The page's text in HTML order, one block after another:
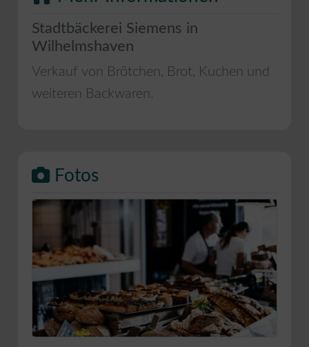
Stadtbäckerei Siemens in
Wilhelmshaven
Verkauf von Brötchen, Brot, Kuchen und
weiteren Backwaren.
Fotos